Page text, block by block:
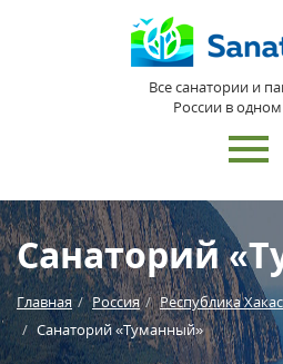
Все санатории и
России в
Санаторий
Главная Россия Республика
Санаторий «Туманный»